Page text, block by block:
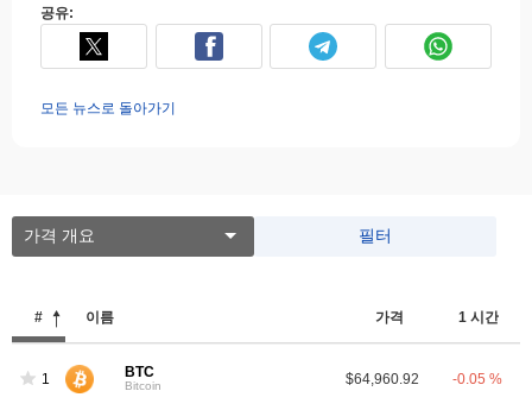
공유:
모든 뉴스로 돌아가기
가격 개요 필터
# 이름 가격 1 시간
1 BTC
Bitcoin $64,960.92 -0.05 %